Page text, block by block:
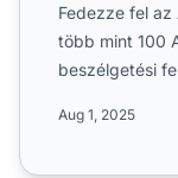
Fedezze fel
több mint 100
beszélgetési
Aug 1, 2025